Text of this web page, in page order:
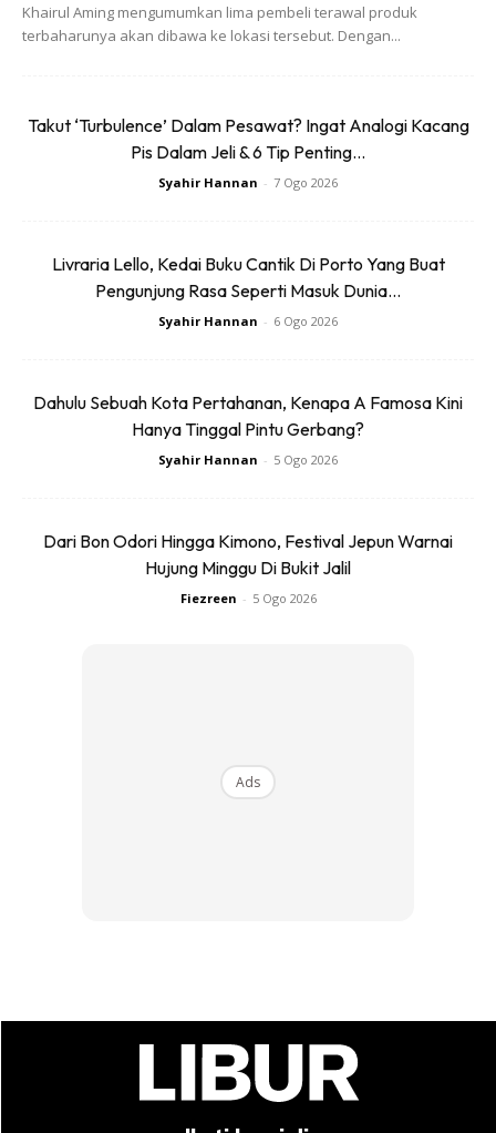
ramai pengunjung, boleh la ke Pantai Bagan Pinang.
Istimewanya di pantai ini mempunyai pokok kayu bakau
yang tumbuh secara semulajadi. Ketika air surut anda boleh
Lokasi: Batu 3, Jalan Pantai, 71000 Port Dickson
Ads
Lokasi: Jalan Pantai, Batu 4, Pantai Saujana, 71050 Port
Khairul Aming mengumumkan lima pembeli terawal produk
terbaharunya akan dibawa ke lokasi tersebut. Dengan...
Takut ‘Turbulence’ Dalam Pesawat? Ingat Analogi Kacang
Pis Dalam Jeli & 6 Tip Penting...
Syahir Hannan - 7 Ogo 2026
Livraria Lello, Kedai Buku Cantik Di Porto Yang Buat
Pengunjung Rasa Seperti Masuk Dunia...
Syahir Hannan - 6 Ogo 2026
Dahulu Sebuah Kota Pertahanan, Kenapa A Famosa Kini
Hanya Tinggal Pintu Gerbang?
Syahir Hannan - 5 Ogo 2026
Dari Bon Odori Hingga Kimono, Festival Jepun Warnai
Hujung Minggu Di Bukit Jalil
Fiezreen - 5 Ogo 2026
Ads